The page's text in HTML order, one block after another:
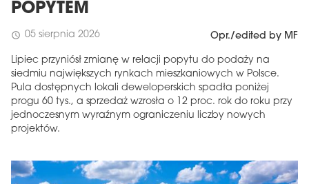
POPYTEM
schedule 05 sierpnia 2026 Opr./edited by MF
Lipiec przyniósł zmianę w relacji popytu do podaży na
siedmiu największych rynkach mieszkaniowych w Polsce.
Pula dostępnych lokali deweloperskich spadła poniżej
progu 60 tys., a sprzedaż wzrosła o 12 proc. rok do roku przy
jednoczesnym wyraźnym ograniczeniu liczby nowych
projektów.